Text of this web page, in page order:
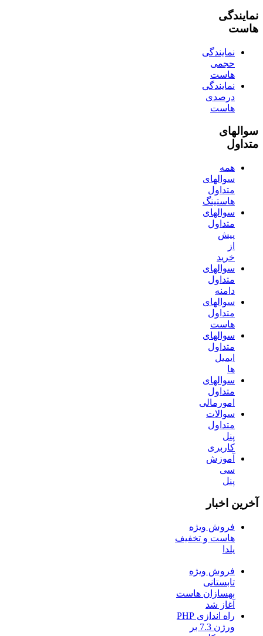
نمایندگی
هاست
نمایندگی
حجمی
هاست
نمایندگی
درصدی
هاست
سوالهای
متداول
همه
سوالهای
متداول
هاستینگ
سوالهای
متداول
پیش
از
خرید
سوالهای
متداول
دامنه
سوالهای
متداول
هاست
سوالهای
متداول
ایمیل
ها
سوالهای
متداول
امورمالی
سوالات
متداول
پنل
کاربری
آموزش
سی
پنل
آخرین اخبار
فروش ویژه
هاست و تخفیف
یلدا
فروش ویژه
تابستانی
بهسازان هاست
آغاز شد
راه اندازی PHP
ورژن 7.3 بر